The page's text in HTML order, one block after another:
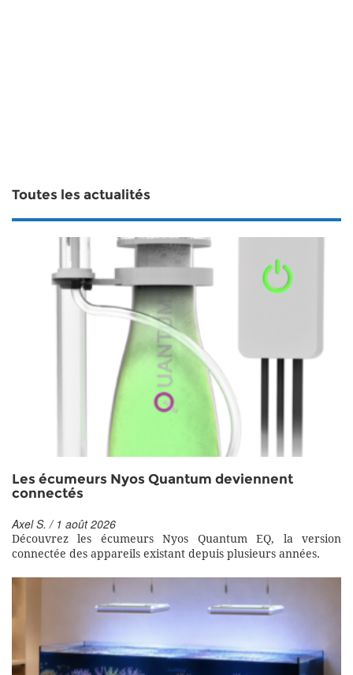
Toutes les actualités
Les écumeurs Nyos Quantum deviennent
connectés
Axel S. / 1 août 2026
Découvrez les écumeurs Nyos Quantum EQ, la version
connectée des appareils existant depuis plusieurs années.